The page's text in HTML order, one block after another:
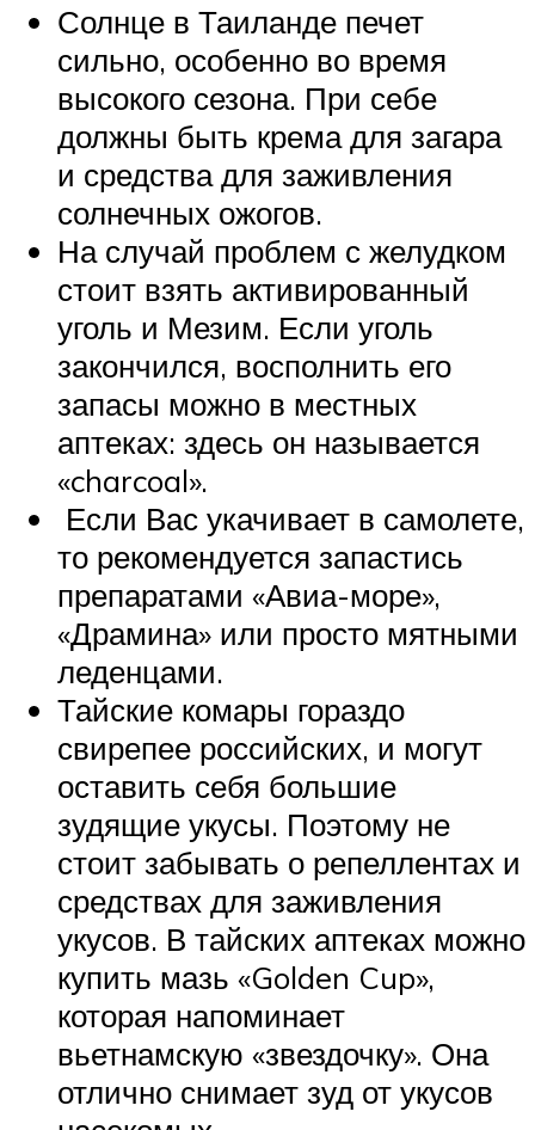
Солнце в Таиланде печет
сильно, особенно во время
высокого сезона. При себе
должны быть крема для загара
и средства для заживления
солнечных ожогов.
На случай проблем с желудком
стоит взять активированный
уголь и Мезим. Если уголь
закончился, восполнить его
запасы можно в местных
аптеках: здесь он называется
«charcoal».
Если Вас укачивает в самолете,
то рекомендуется запастись
препаратами «Авиа-море»,
«Драмина» или просто мятными
леденцами.
Тайские комары гораздо
свирепее российских, и могут
оставить себя большие
зудящие укусы. Поэтому не
стоит забывать о репеллентах и
средствах для заживления
укусов. В тайских аптеках можно
купить мазь «Golden Cup»,
которая напоминает
вьетнамскую «звездочку». Она
отлично снимает зуд от укусов